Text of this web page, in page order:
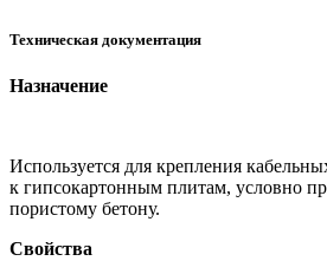
Техническая документация
Назначение
Используется для крепления
к гипсокартонным плитам, условно
пористому бетону.
Свойства